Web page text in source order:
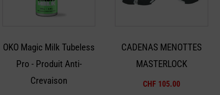
OKO Magic Milk Tubeless
Pro - Produit Anti-
Crevaison
CADENAS MENOTTES
MASTERLOCK
CHF 105.00
être
choisies